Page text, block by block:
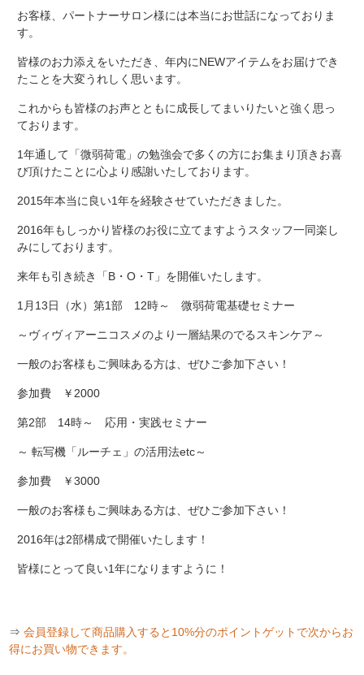
お客様、パートナーサロン様には本当にお世話になっておりま
す。
皆様のお力添えをいただき、年内にNEWアイテムをお届けでき
たことを大変うれしく思います。
これからも皆様のお声とともに成長してまいりたいと強く思っ
ております。
1年通して「微弱荷電」の勉強会で多くの方にお集まり頂きお喜
び頂けたことに心より感謝いたしております。
2015年本当に良い1年を経験させていただきました。
2016年もしっかり皆様のお役に立てますようスタッフ一同楽し
みにしております。
来年も引き続き「B・O・T」を開催いたします。
1月13日（水）第1部 12時～ 微弱荷電基礎セミナー
～ヴィヴィアーニコスメのより一層結果のでるスキンケア～
一般のお客様もご興味ある方は、ぜひご参加下さい！
参加費 ￥2000
第2部 14時～ 応用・実践セミナー
～ 転写機「ルーチェ」の活用法etc～
参加費 ￥3000
一般のお客様もご興味ある方は、ぜひご参加下さい！
2016年は2部構成で開催いたします！
皆様にとって良い1年になりますように！
⇒会員登録して商品購入すると10%分のポイントゲットで次からお
得にお買い物できます。